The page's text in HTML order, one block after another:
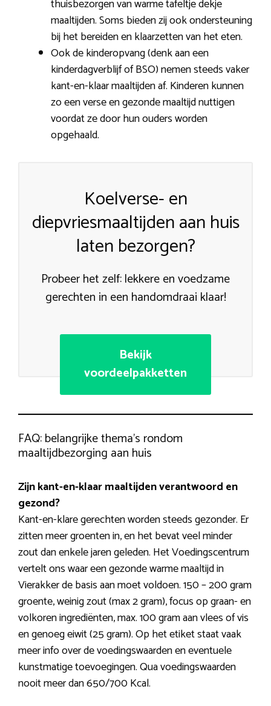
thuisbezorgen van warme tafeltje dekje
maaltijden. Soms bieden zij ook ondersteuning
bij het bereiden en klaarzetten van het eten.
Ook de kinderopvang (denk aan een
kinderdagverblijf of BSO) nemen steeds vaker
kant-en-klaar maaltijden af. Kinderen kunnen
zo een verse en gezonde maaltijd nuttigen
voordat ze door hun ouders worden
opgehaald.
Koelverse- en
diepvriesmaaltijden aan huis
laten bezorgen?
Probeer het zelf: lekkere en voedzame
gerechten in een handomdraai klaar!
Bekijk
voordeelpakketten
FAQ: belangrijke thema’s rondom
maaltijdbezorging aan huis
Zijn kant-en-klaar maaltijden verantwoord en
gezond?
Kant-en-klare gerechten worden steeds gezonder. Er
zitten meer groenten in, en het bevat veel minder
zout dan enkele jaren geleden. Het Voedingscentrum
vertelt ons waar een gezonde warme maaltijd in
Vierakker de basis aan moet voldoen. 150 – 200 gram
groente, weinig zout (max 2 gram), focus op graan- en
volkoren ingrediënten, max. 100 gram aan vlees of vis
en genoeg eiwit (25 gram). Op het etiket staat vaak
meer info over de voedingswaarden en eventuele
kunstmatige toevoegingen. Qua voedingswaarden
nooit meer dan 650/700 Kcal.